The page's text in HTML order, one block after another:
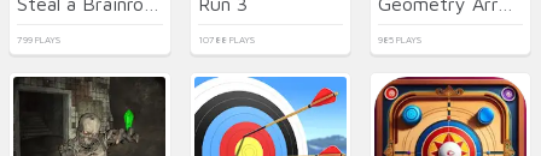
799 PLAYS 10788 PLAYS 985 PLAYS